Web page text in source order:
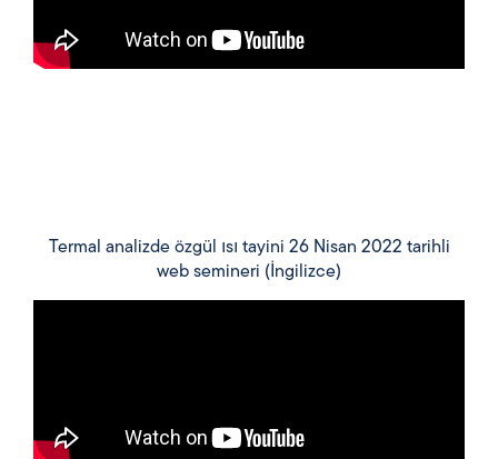
Termal analizde özgül ısı tayini 26 Nisan 2022 tarihli
web semineri (İngilizce)